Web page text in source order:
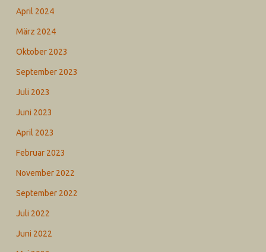
April 2024
März 2024
Oktober 2023
September 2023
Juli 2023
Juni 2023
April 2023
Februar 2023
November 2022
September 2022
Juli 2022
Juni 2022